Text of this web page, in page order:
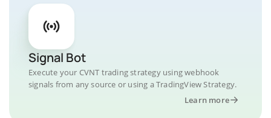
Signal Bot
Execute your CVNT trading strategy using webhook
signals from any source or using a TradingView Strategy.
Learn more